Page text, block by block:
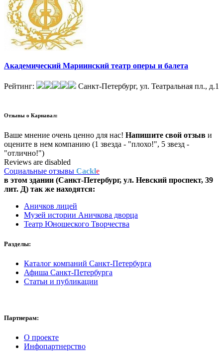
Академический Мариинский театр оперы и балета
Рейтинг: Санкт-Петербург, ул. Театральная пл., д.1
Отзывы о Карнавал:
Ваше мнение очень ценно для нас! Напишите свой отзыв и
оцените в нем компанию (1 звезда - "плохо!", 5 звезд -
"отлично!")
Reviews are disabled
Социальные отзывы Cackle
в этом здании (Санкт-Петербург, ул. Невский проспект, 39
лит. Д) так же находятся:
Аничков лицей
Музей истории Аничкова дворца
Театр Юношеского Творчества
Разделы:
Каталог компаний Санкт-Петербурга
Афиша Санкт-Петербурга
Статьи и публикации
Партнерам:
О проекте
Инфопартнерство